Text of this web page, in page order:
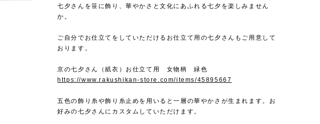
七夕さんを笹に飾り、華やかさと文化にあふれる七夕を楽しみません
か。
ご自分でお仕立てをしていただけるお仕立て用の七夕さんもご用意して
おります。
京の七夕さん（紙衣）お仕立て用 女物柄 緑色
https://www.rakushikan-store.com/items/45895667
五色の飾り糸や飾り糸止めを用いると一層の華やかさが生まれます。お
好みの七夕さんにカスタムしていただけます。